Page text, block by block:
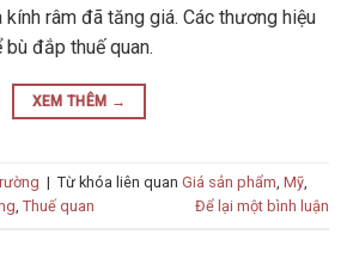
râm đã tăng giá. Các thương hiệu
đắp thuế quan.
XEM THÊM →
| Từ khóa liên quan Giá sản phẩm, Mỹ,
, Thuế quan Để lại một bình luận